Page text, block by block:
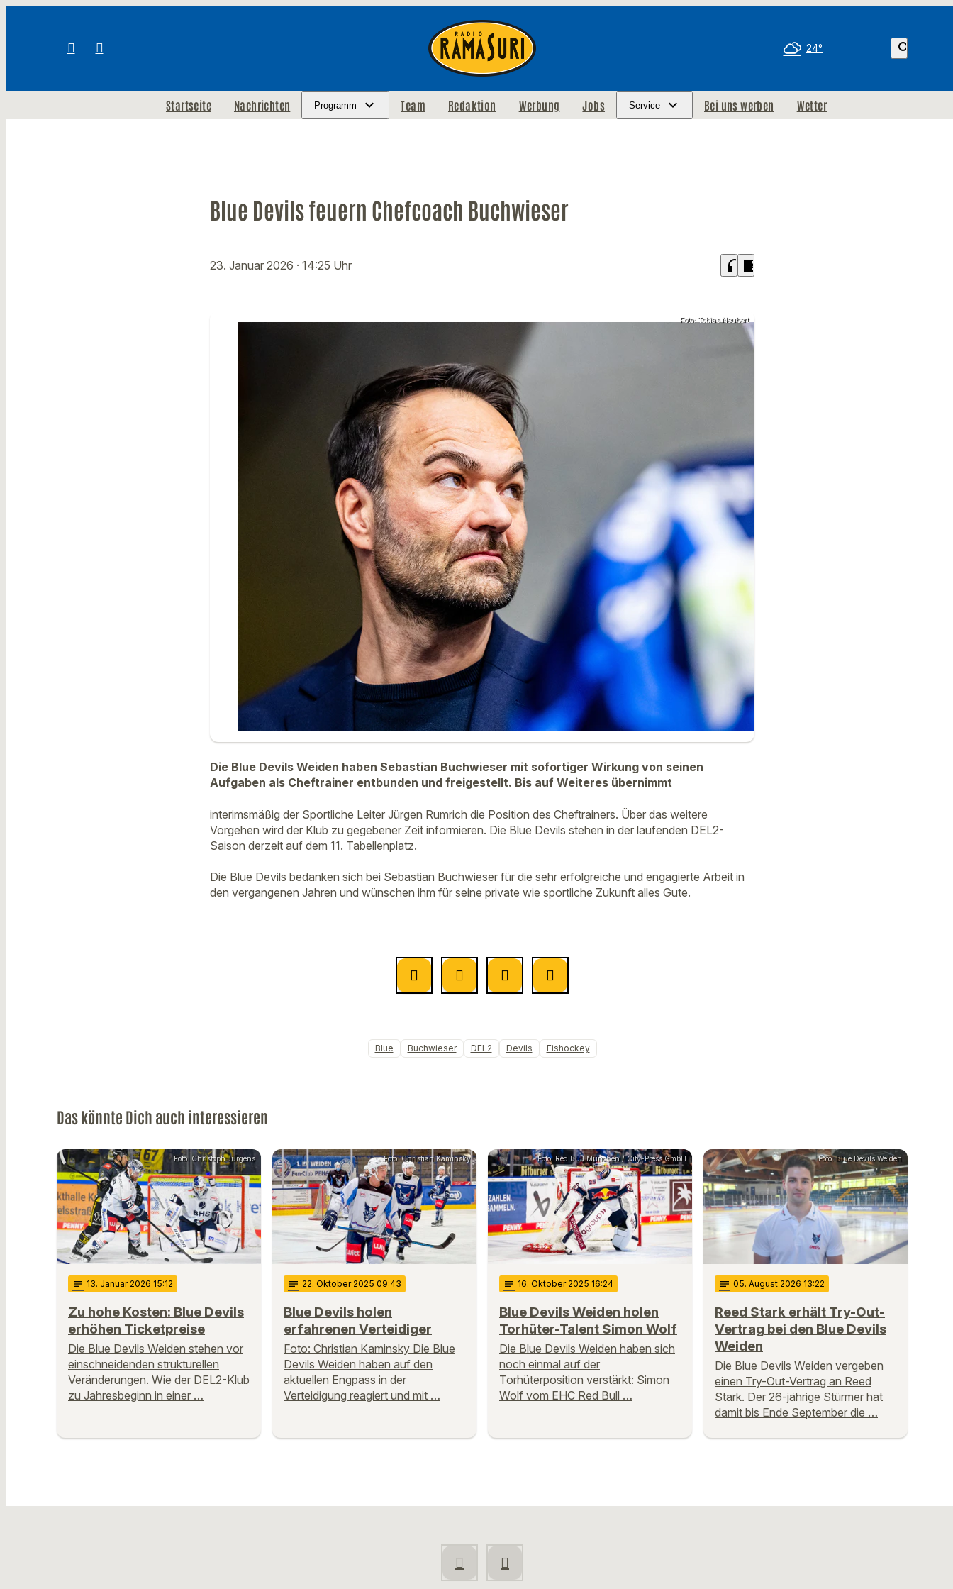
24° search
Startseite Nachrichten Programm Team Redaktion Werbung Jobs Service Bei uns werben Wetter
Blue Devils feuern Chefcoach Buchwieser
23. Januar 2026 · 14:25 Uhr headphones chrome_reader_mode
Foto: Tobias Neubert
Die Blue Devils Weiden haben Sebastian Buchwieser mit sofortiger Wirkung von seinen
Aufgaben als Cheftrainer entbunden und freigestellt. Bis auf Weiteres übernimmt
interimsmäßig der Sportliche Leiter Jürgen Rumrich die Position des Cheftrainers. Über das weitere
Vorgehen wird der Klub zu gegebener Zeit informieren. Die Blue Devils stehen in der laufenden DEL2-
Saison derzeit auf dem 11. Tabellenplatz.
Die Blue Devils bedanken sich bei Sebastian Buchwieser für die sehr erfolgreiche und engagierte Arbeit in
den vergangenen Jahren und wünschen ihm für seine private wie sportliche Zukunft alles Gute.
Blue Buchwieser DEL2 Devils Eishockey
Das könnte Dich auch interessieren
Foto: Christoph Jürgens
notes 13. Januar 2026 15:12
Zu hohe Kosten: Blue Devils
erhöhen Ticketpreise
Die Blue Devils Weiden stehen vor
einschneidenden strukturellen
Veränderungen. Wie der DEL2-Klub
zu Jahresbeginn in einer …
Foto: Christian Kaminsky
notes 22. Oktober 2025 09:43
Blue Devils holen
erfahrenen Verteidiger
Foto: Christian Kaminsky Die Blue
Devils Weiden haben auf den
aktuellen Engpass in der
Verteidigung reagiert und mit …
Foto: Red Bull München / City-Press GmbH
notes 16. Oktober 2025 16:24
Blue Devils Weiden holen
Torhüter-Talent Simon Wolf
Die Blue Devils Weiden haben sich
noch einmal auf der
Torhüterposition verstärkt: Simon
Wolf vom EHC Red Bull …
Foto: Blue Devils Weiden
notes 05. August 2026 13:22
Reed Stark erhält Try-Out-
Vertrag bei den Blue Devils
Weiden
Die Blue Devils Weiden vergeben
einen Try-Out-Vertrag an Reed
Stark. Der 26-jährige Stürmer hat
damit bis Ende September die …